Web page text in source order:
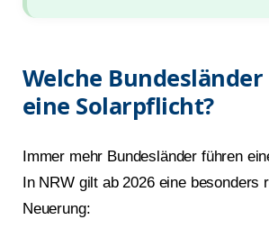
Welche
eine Solarpflicht?
Immer mehr Bundesländer führen
In NRW gilt ab 2026 eine besonders
Neuerung: